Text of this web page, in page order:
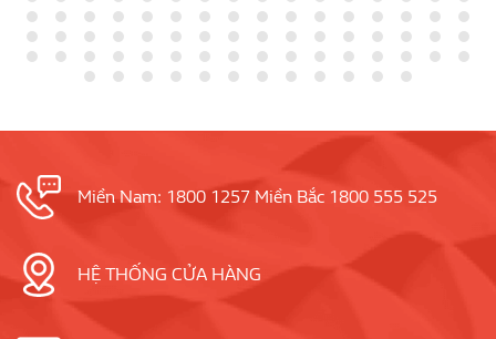
Miền Nam: 1800 1257 Miền Bắc 1800 555 525
HỆ THỐNG CỬA HÀNG